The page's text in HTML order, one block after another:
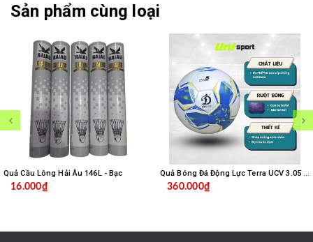
Sản phẩm cùng loại
Quả Cầu Lông Hải Âu 146L - Bạc
16.000₫
Quả Bóng Đá Động Lực Terra UCV 3.05 Số 5
360.000₫